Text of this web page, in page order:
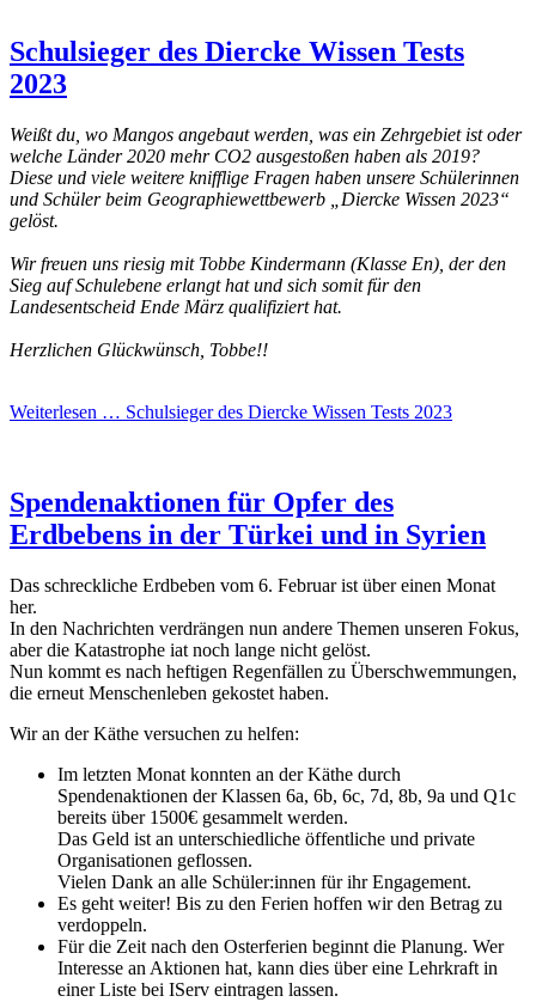
Schulsieger des Diercke Wissen Tests
2023
Weißt du, wo Mangos angebaut werden, was ein Zehrgebiet ist oder
welche Länder 2020 mehr CO2 ausgestoßen haben als 2019?
Diese und viele weitere knifflige Fragen haben unsere Schülerinnen
und Schüler beim Geographiewettbewerb „Diercke Wissen 2023“
gelöst.
Wir freuen uns riesig mit Tobbe Kindermann (Klasse En), der den
Sieg auf Schulebene erlangt hat und sich somit für den
Landesentscheid Ende März qualifiziert hat.
Herzlichen Glückwünsch, Tobbe!!
Weiterlesen … Schulsieger des Diercke Wissen Tests 2023
Spendenaktionen für Opfer des
Erdbebens in der Türkei und in Syrien
Das schreckliche Erdbeben vom 6. Februar ist über einen Monat
her.
In den Nachrichten verdrängen nun andere Themen unseren Fokus,
aber die Katastrophe iat noch lange nicht gelöst.
Nun kommt es nach heftigen Regenfällen zu Überschwemmungen,
die erneut Menschenleben gekostet haben.
Wir an der Käthe versuchen zu helfen:
Im letzten Monat konnten an der Käthe durch
Spendenaktionen der Klassen 6a, 6b, 6c, 7d, 8b, 9a und Q1c
bereits über 1500€ gesammelt werden.
Das Geld ist an unterschiedliche öffentliche und private
Organisationen geflossen.
Vielen Dank an alle Schüler:innen für ihr Engagement.
Es geht weiter! Bis zu den Ferien hoffen wir den Betrag zu
verdoppeln.
Für die Zeit nach den Osterferien beginnt die Planung. Wer
Interesse an Aktionen hat, kann dies über eine Lehrkraft in
einer Liste bei IServ eintragen lassen.